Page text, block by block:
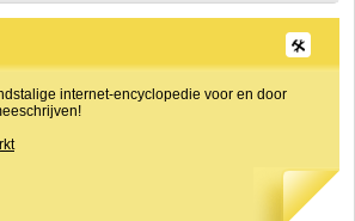
internet-encyclopedie voor en door